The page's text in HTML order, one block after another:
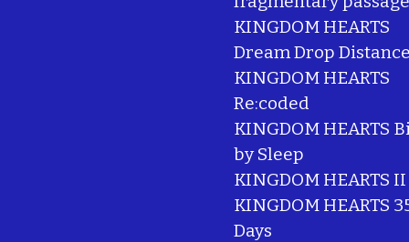
KINGDOM HEARTS
Dream Drop
KINGDOM HEARTS
Re:coded
KINGDOM HEARTS
by Sleep
KINGDOM HEARTS II
KINGDOM HEARTS
Days